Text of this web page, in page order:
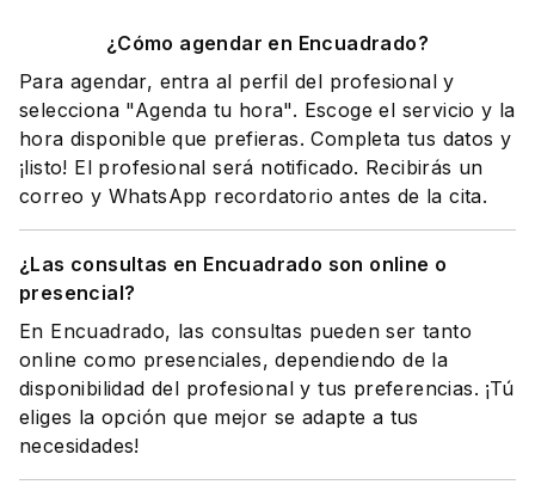
¿Cómo agendar en Encuadrado?
Para agendar, entra al perfil del profesional y
selecciona "Agenda tu hora". Escoge el servicio y la
hora disponible que prefieras. Completa tus datos y
¡listo! El profesional será notificado. Recibirás un
correo y WhatsApp recordatorio antes de la cita.
¿Las consultas en Encuadrado son online o
presencial?
En Encuadrado, las consultas pueden ser tanto
online como presenciales, dependiendo de la
disponibilidad del profesional y tus preferencias. ¡Tú
eliges la opción que mejor se adapte a tus
necesidades!